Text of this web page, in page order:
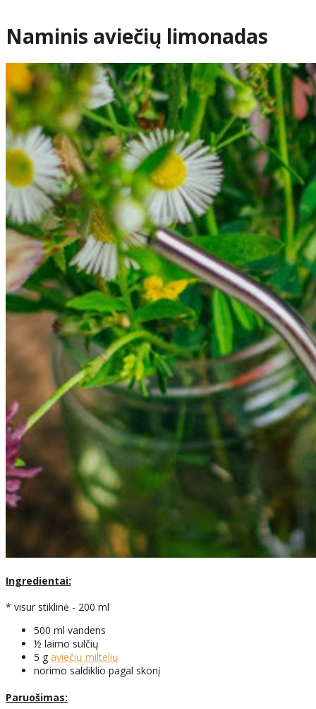
Naminis aviečių limonadas
Ingredientai:
* visur stiklinė - 200 ml
500 ml vandens
½ laimo sulčių
5 g aviečių miltelių
norimo saldiklio pagal skonį
Paruošimas: